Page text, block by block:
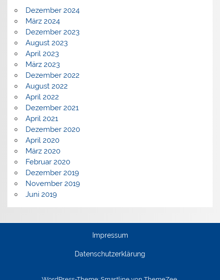
Dezember 2024
März 2024
Dezember 2023
August 2023
April 2023
März 2023
Dezember 2022
August 2022
April 2022
Dezember 2021
April 2021
Dezember 2020
April 2020
März 2020
Februar 2020
Dezember 2019
November 2019
Juni 2019
Impressum
Datenschutzerklärung